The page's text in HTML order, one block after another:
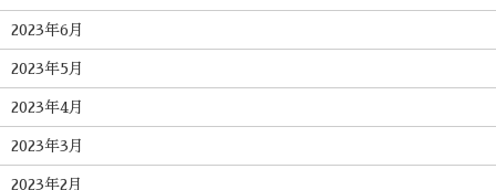
2023年6月
2023年5月
2023年4月
2023年3月
2023年2月